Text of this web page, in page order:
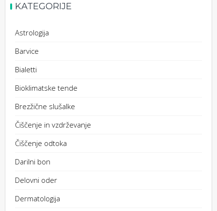
KATEGORIJE
Astrologija
Barvice
Bialetti
Bioklimatske tende
Brezžične slušalke
Čiščenje in vzdrževanje
Čiščenje odtoka
Darilni bon
Delovni oder
Dermatologija